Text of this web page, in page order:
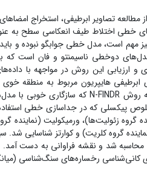
مطالعه تصاویر ابرطیفی، استخراج
خطی اختلاط طیف انعکاسی سطح به
مهم است، مدل خطی جوابگو نبوده و
و ارزیابی این روش در مواجهه با
ابرطیفی هایپریون مربوط به منطقه
پیکسلی که در جداسازی خطی استفاده
گروه زئولیت‌ها)، ورمیکولیت (نماینده
محاسبه شد و نقشه فراوانی به دست
سنگ‌شناسی (میانگین صحت 25/78) داشت که در این مرحله از کارهای